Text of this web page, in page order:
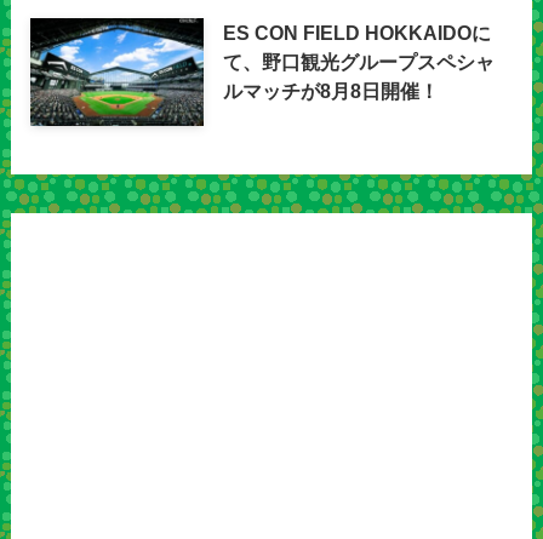
ES CON FIELD HOKKAIDOに
て、野口観光グループスペシャ
ルマッチが8月8日開催！